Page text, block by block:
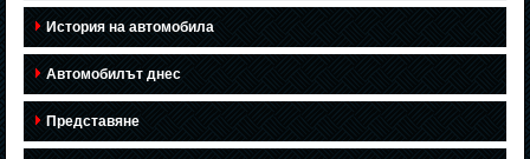
История на автомобила
Автомобилът днес
Представяне